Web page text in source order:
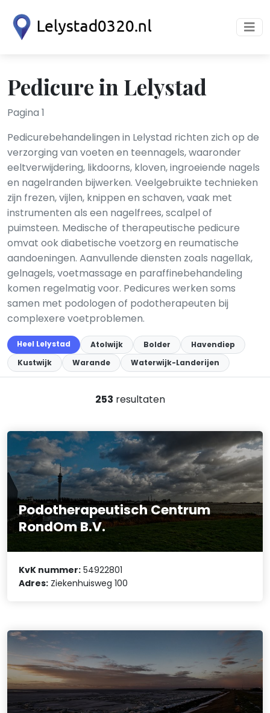
Pedicure in Lelystad
Pagina 1
Pedicurebehandelingen in Lelystad richten zich op de
verzorging van voeten en teennagels, waaronder
eeltverwijdering, likdoorns, kloven, ingroeiende nagels
en nagelranden bijwerken. Veelgebruikte technieken
zijn frezen, vijlen, knippen en schaven, vaak met
instrumenten als een nagelfrees, scalpel of
puimsteen. Medische of therapeutische pedicure
omvat ook diabetische voetzorg en reumatische
aandoeningen. Aanvullende diensten zoals nagellak,
gelnagels, voetmassage en paraffinebehandeling
komen regelmatig voor. Pedicures werken soms
samen met podologen of podotherapeuten bij
complexere voetproblemen.
Heel Lelystad Atolwijk Bolder
Havendiep
Kustwijk
Warande Waterwijk-Landerijen
253 resultaten
Podotherapeutisch Centrum
RondOm B.V.
KvK nummer: 54922801
Adres: Ziekenhuisweg 100